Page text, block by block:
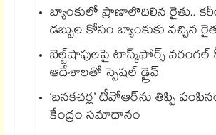
బ్యాంకులో ప్రాణాలొదిలిన రైతు..
డబ్బుల కోసం బ్యాంకుకు వచ్చిన
బెల్ట్‌‌‌‌‌‌‌‌‌‌‌‌‌‌‌‌‌‌‌‌‌‌‌‌‌‌‌‌‌‌‌‌షాపులపై టాస్క్‌‌‌‌‌‌‌‌‌‌‌‌‌‌‌‌‌‌‌‌‌‌‌‌‌‌‌‌‌‌‌‌ఫోర్స్ వరంగల్‌‌‌‌‌‌‌‌‌‌‌‌‌‌‌‌‌‌‌‌‌‌‌‌‌‌‌‌‌‌‌‌
ఆదేశాలతో స్పెషల్ డ్రైవ్‌‌‌‌‌‌‌‌‌‌‌‌‌‌‌‌‌‌‌‌‌‌‌‌‌‌‌‌‌‌‌‌
‘బనకచర్ల’ టీవోఆర్‌‌‌‌‌‌‌‌ను తిప్పి
కేంద్రం సమాధానం